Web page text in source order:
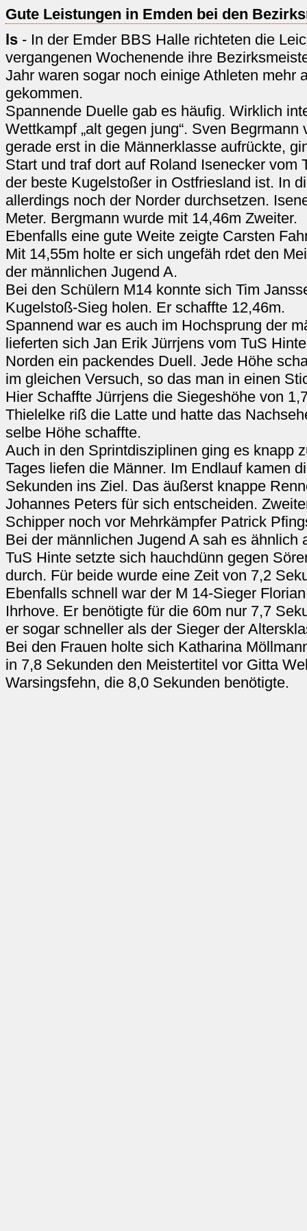
Gute Leistungen in Emden bei den
ls - In der Emder BBS Halle richteten die
vergangenen Wochenende ihre
Jahr waren sogar noch einige Athleten mehr
gekommen.
Spannende Duelle gab es häufig. Wirklich
Wettkampf „alt gegen jung“. Sven
gerade erst in die Männerklasse aufrückte,
Start und traf dort auf Roland Isenecker vom
der beste Kugelstoßer in Ostfriesland ist. In
allerdings noch der Norder durchsetzen.
Meter. Bergmann wurde mit 14,46m Zweiter.
Ebenfalls eine gute Weite zeigte Carsten
Mit 14,55m holte er sich ungefäh rdet den
der männlichen Jugend A.
Bei den Schülern M14 konnte sich Tim
Kugelstoß-Sieg holen. Er schaffte 12,46m.
Spannend war es auch im Hochsprung der
lieferten sich Jan Erik Jürrjens vom TuS
Norden ein packendes Duell. Jede Höhe
im gleichen Versuch, so das man in einen
Hier Schaffte Jürrjens die Siegeshöhe von
Thielelke riß die Latte und hatte das
selbe Höhe schaffte.
Auch in den Sprintdisziplinen ging es knapp
Tages liefen die Männer. Im Endlauf kamen
Sekunden ins Ziel. Das äußerst knappe
Johannes Peters für sich entscheiden.
Schipper noch vor Mehrkämpfer Patrick
Bei der männlichen Jugend A sah es ähnlich
TuS Hinte setzte sich hauchdünn gegen
durch. Für beide wurde eine Zeit von 7,2
Ebenfalls schnell war der M 14-Sieger
Ihrhove. Er benötigte für die 60m nur 7,7
er sogar schneller als der Sieger der
Bei den Frauen holte sich Katharina
in 7,8 Sekunden den Meistertitel vor Gitta
Warsingsfehn, die 8,0 Sekunden benötigte.